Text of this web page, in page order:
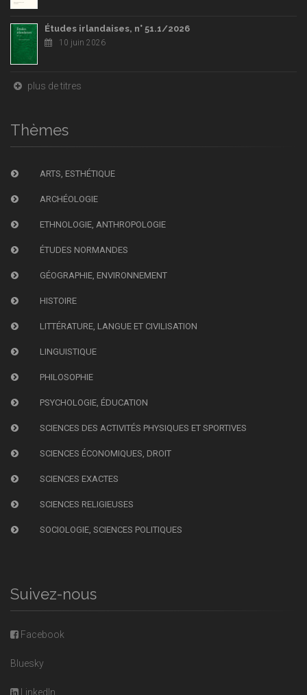
Études irlandaises, n° 51.1/2026
10 juin 2026
plus de titres
Thèmes
ARTS, ESTHÉTIQUE
ARCHÉOLOGIE
ETHNOLOGIE, ANTHROPOLOGIE
ÉTUDES NORMANDES
GÉOGRAPHIE, ENVIRONNEMENT
HISTOIRE
LITTÉRATURE, LANGUE ET CIVILISATION
LINGUISTIQUE
PHILOSOPHIE
PSYCHOLOGIE, ÉDUCATION
SCIENCES DES ACTIVITÉS PHYSIQUES ET SPORTIVES
SCIENCES ÉCONOMIQUES, DROIT
SCIENCES EXACTES
SCIENCES RELIGIEUSES
SOCIOLOGIE, SCIENCES POLITIQUES
Suivez-nous
Facebook
Bluesky
LinkedIn